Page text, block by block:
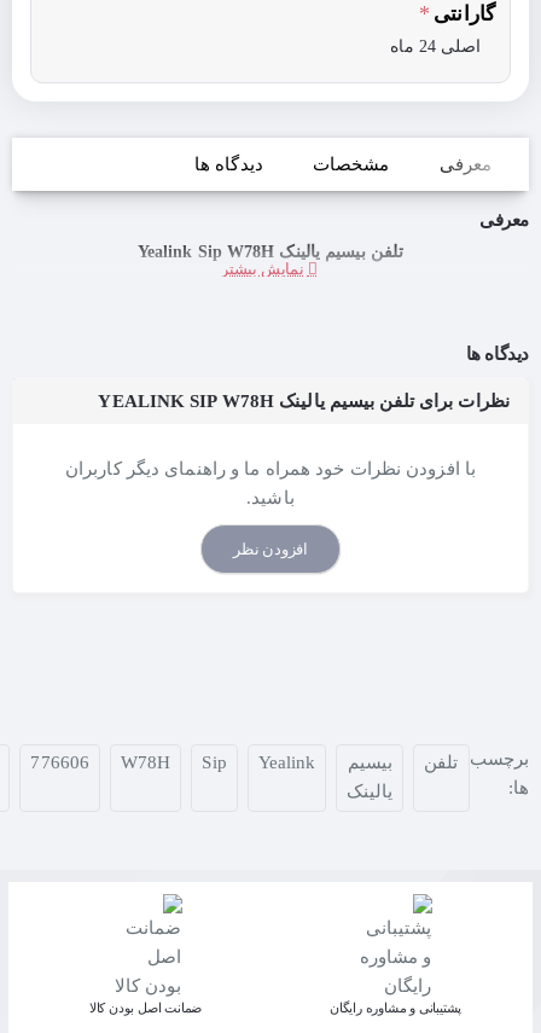
گارانتی
اصلی 24 ماه
معرفی مشخصات دیدگاه ها
معرفی
تلفن بیسیم یالینک Yealink Sip W78H
دیدگاه ها
نظرات برای تلفن بیسیم یالینک YEALINK SIP W78H
با افزودن نظرات خود همراه ما و راهنمای دیگر کاربران
باشید.
افزودن نظر
برچسب
ها:
تلفن
بیسیم
یالینک
Yealink
Sip
W78H
776606
پشتیبانی و مشاوره رایگان ﺿﻤﺎﻧﺖ اﺻﻞ ﺑﻮدن ﮐﺎﻟﺎ